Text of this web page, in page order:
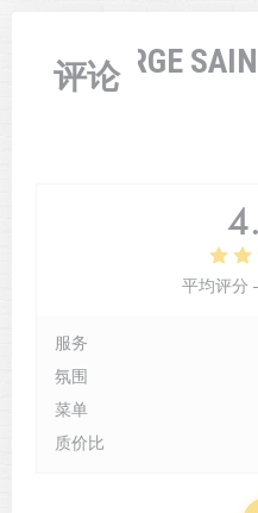
L'AUBERGE
评论
平均评分
服务
氛围
菜单
质价比